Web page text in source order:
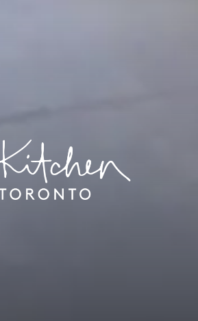
1 KITCHEN